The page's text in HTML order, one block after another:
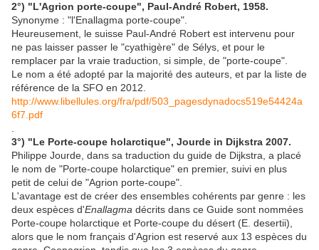
2°) "L'Agrion porte-coupe", Paul-André Robert, 1958.
Synonyme : "l'Enallagma porte-coupe".
Heureusement, le suisse Paul-André Robert est intervenu pour
ne pas laisser passer le "cyathigère" de Sélys, et pour le
remplacer par la vraie traduction, si simple, de "porte-coupe".
Le nom a été adopté par la majorité des auteurs, et par la liste de
référence de la SFO en 2012.
http://www.libellules.org/fra/pdf/503_pagesdynadocs519e54424a
6f7.pdf
3°) "Le Porte-coupe holarctique", Jourde in Dijkstra 2007.
Philippe Jourde, dans sa traduction du guide de Dijkstra, a placé
le nom de "Porte-coupe holarctique" en premier, suivi en plus
petit de celui de "Agrion porte-coupe".
L'avantage est de créer des ensembles cohérents par genre : les
deux espèces d'Enallagma décrits dans ce Guide sont nommées
Porte-coupe holarctique et Porte-coupe du désert (E. desertii),
alors que le nom français d'Agrion est reservé aux 13 espèces du